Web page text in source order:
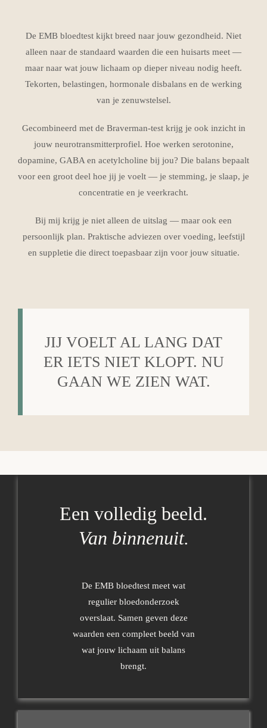
De EMB bloedtest kijkt breed naar jouw gezondheid. Niet
alleen naar de standaard waarden die een huisarts meet —
maar naar wat jouw lichaam op dieper niveau nodig heeft.
Tekorten, belastingen, hormonale disbalans en de werking
van je zenuwstelsel.
Gecombineerd met de Braverman-test krijg je ook inzicht in
jouw neurotransmitterprofiel. Hoe werken serotonine,
dopamine, GABA en acetylcholine bij jou? Die balans bepaalt
voor een groot deel hoe jij je voelt — je stemming, je slaap, je
concentratie en je veerkracht.
Bij mij krijg je niet alleen de uitslag — maar ook een
persoonlijk plan. Praktische adviezen over voeding, leefstijl
en suppletie die direct toepasbaar zijn voor jouw situatie.
JIJ VOELT AL LANG DAT
ER IETS NIET KLOPT. NU
GAAN WE ZIEN WAT.
Een volledig beeld.
Van binnenuit.
De EMB bloedtest meet wat
regulier bloedonderzoek
overslaat. Samen geven deze
waarden een compleet beeld van
wat jouw lichaam uit balans
brengt.